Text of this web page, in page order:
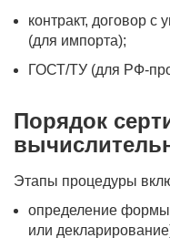
контракт, договор с
(для импорта);
ГОСТ/ТУ (для РФ-
Порядок
Этапы процедуры
определение
или